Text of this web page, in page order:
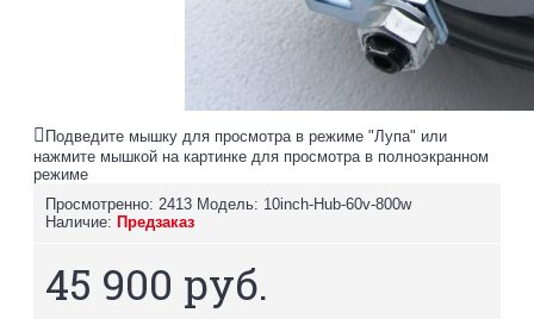
Подведите мышку для просмотра в режиме "Лупа" или
нажмите мышкой на картинке для просмотра в полноэкранном
режиме
Просмотренно: 2413 Модель: 10inch-Hub-60v-800w
Наличие: Предзаказ
45 900 руб.